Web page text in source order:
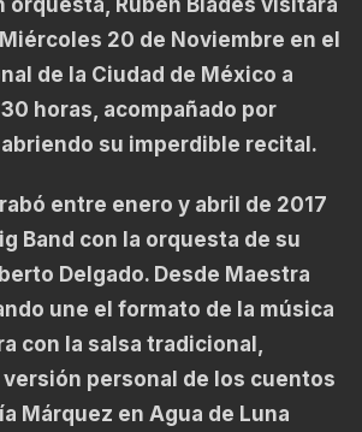
20 de Noviembre en el
de la Ciudad de México a
horas, acompañado por
su imperdible recital.
entre enero y abril de 2017
Band con la orquesta de su
Delgado. Desde Maestra
une el formato de la música
con la salsa tradicional,
versión personal de los cuentos
Márquez en Agua de Luna